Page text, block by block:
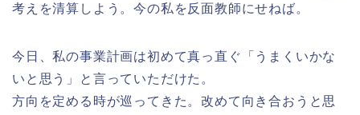
考えを清算しよう。今の私を反面教師にせねば。
今日、私の事業計画は初めて真っ直ぐ「うまくいかな
いと思う」と言っていただけた。
方向を定める時が巡ってきた。改めて向き合おうと思